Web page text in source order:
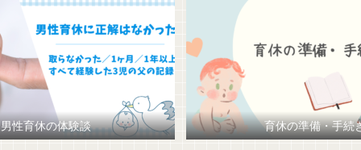
男性育休の体験談 育休の準備・手続